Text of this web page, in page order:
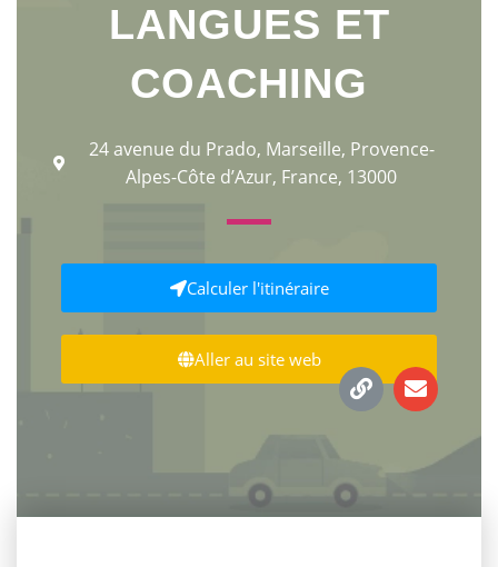
LANGUES ET
COACHING
24 avenue du Prado, Marseille, Provence-
Alpes-Côte d’Azur, France, 13000
Calculer l'itinéraire
Aller au site web